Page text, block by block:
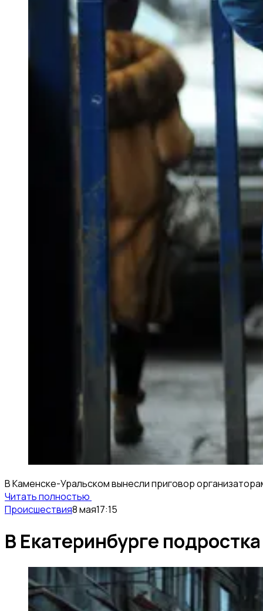
В Каменске-Уральском вынесли приговор
Читать полностью
Происшествия8 мая17:15
В Екатеринбурге